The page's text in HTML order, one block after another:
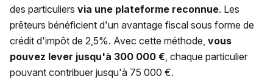
des particuliers via une plateforme reconnue. Les
prêteurs bénéficient d'un avantage fiscal sous forme de
crédit d'impôt de 2,5%. Avec cette méthode, vous
pouvez lever jusqu'à 300 000 € , chaque particulier
pouvant contribuer jusqu'à 75 000 €.